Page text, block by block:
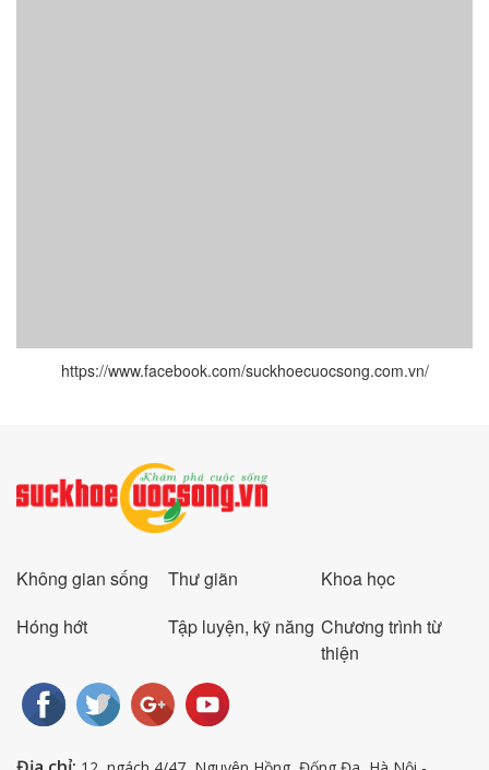
https://www.facebook.com/suckhoecuocsong.com.vn/
Không gian sống Thư giãn
Khoa học
Hóng hớt
Tập luyện, kỹ năng Chương trình từ
thiện